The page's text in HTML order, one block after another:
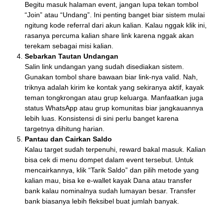
Begitu masuk halaman event, jangan lupa tekan tombol
“Join” atau “Undang”. Ini penting banget biar sistem mulai
ngitung kode referral dari akun kalian. Kalau nggak klik ini,
rasanya percuma kalian share link karena nggak akan
terekam sebagai misi kalian.
Sebarkan Tautan Undangan
Salin link undangan yang sudah disediakan sistem.
Gunakan tombol share bawaan biar link-nya valid. Nah,
triknya adalah kirim ke kontak yang sekiranya aktif, kayak
teman tongkrongan atau grup keluarga. Manfaatkan juga
status WhatsApp atau grup komunitas biar jangkauannya
lebih luas. Konsistensi di sini perlu banget karena
targetnya dihitung harian.
Pantau dan Cairkan Saldo
Kalau target sudah terpenuhi, reward bakal masuk. Kalian
bisa cek di menu dompet dalam event tersebut. Untuk
mencairkannya, klik “Tarik Saldo” dan pilih metode yang
kalian mau, bisa ke e-wallet kayak Dana atau transfer
bank kalau nominalnya sudah lumayan besar. Transfer
bank biasanya lebih fleksibel buat jumlah banyak.